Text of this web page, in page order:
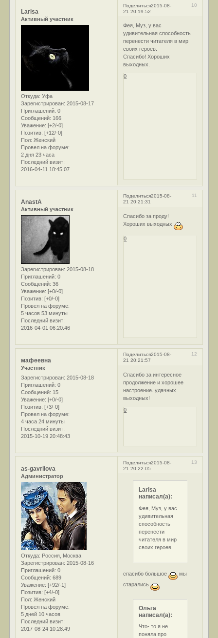
Поделиться 10
2015-08-
21 20:19:52
Larisa
Активный участник
Откуда: Уфа
Зарегистрирован: 2015-08-17
Приглашений: 0
Сообщений: 166
Уважение: [+2/-0]
Позитив: [+12/-0]
Пол: Женский
Провел на форуме:
2 дня 23 часа
Последний визит:
2016-04-11 18:45:07
Фея, Муз, у вас
удивительная способность
перенести читателя в мир
своих героев.
Спасибо! Хороших
выходных.
0
Поделиться 11
2015-08-
21 20:21:31
AnastA
Активный участник
Зарегистрирован: 2015-08-18
Приглашений: 0
Сообщений: 36
Уважение: [+0/-0]
Позитив: [+0/-0]
Провел на форуме:
5 часов 53 минуты
Последний визит:
2016-04-01 06:20:46
Спасибо за проду!
Хороших выходных
0
Поделиться 12
2015-08-
21 20:21:57
мафеевна
Участник
Зарегистрирован: 2015-08-18
Приглашений: 0
Сообщений: 15
Уважение: [+0/-0]
Позитив: [+3/-0]
Провел на форуме:
4 часа 24 минуты
Последний визит:
2015-10-19 20:48:43
Спасибо за интересное
продолжение и хорошее
настроение. удачных
выходных!
0
Поделиться 13
2015-08-
21 20:22:05
as-gavrilova
Администратор
Откуда: Россия, Москва
Зарегистрирован: 2015-08-16
Приглашений: 0
Сообщений: 689
Уважение: [+92/-1]
Позитив: [+4/-0]
Пол: Женский
Провел на форуме:
5 дней 10 часов
Последний визит:
2017-08-24 10:28:49
Larisa
написал(а):
Фея, Муз, у вас
удивительная
способность
перенести
читателя в мир
своих героев.
спасибо большое
мы
старались
Ольга
написал(а):
Что- то я не
поняла про